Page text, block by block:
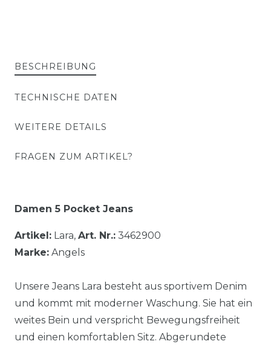
BESCHREIBUNG
TECHNISCHE DATEN
WEITERE DETAILS
FRAGEN ZUM ARTIKEL?
Damen 5 Pocket Jeans
Artikel: Lara, Art. Nr.: 3462900
Marke: Angels
Unsere Jeans Lara besteht aus sportivem Denim
und kommt mit moderner Waschung. Sie hat ein
weites Bein und verspricht Bewegungsfreiheit
und einen komfortablen Sitz. Abgerundete